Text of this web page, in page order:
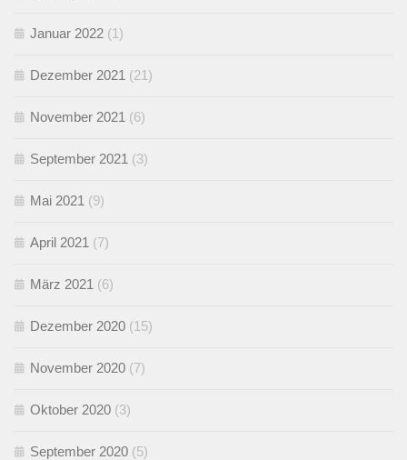
Januar 2022 (1)
Dezember 2021 (21)
November 2021 (6)
September 2021 (3)
Mai 2021 (9)
April 2021 (7)
März 2021 (6)
Dezember 2020 (15)
November 2020 (7)
Oktober 2020 (3)
September 2020 (5)